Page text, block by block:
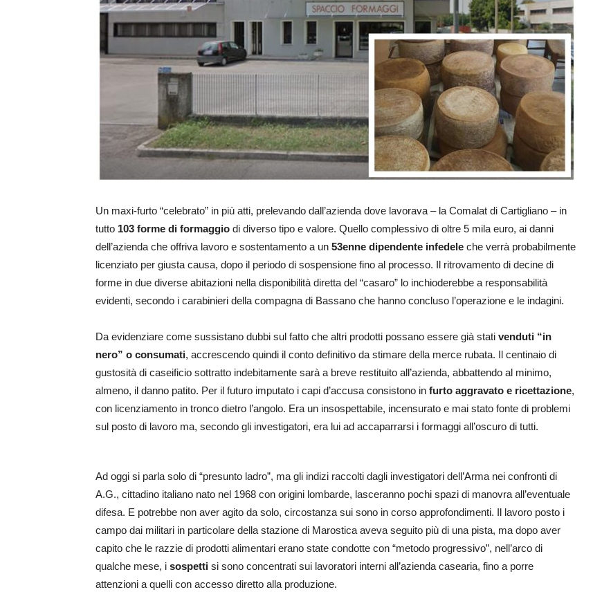
Un maxi-furto “celebrato” in più atti, prelevando dall’azienda dove lavorava – la Comalat di Cartigliano – in
tutto 103 forme di formaggio di diverso tipo e valore. Quello complessivo di oltre 5 mila euro, ai danni
dell’azienda che offriva lavoro e sostentamento a un 53enne dipendente infedele che verrà probabilmente
licenziato per giusta causa, dopo il periodo di sospensione fino al processo. Il ritrovamento di decine di
forme in due diverse abitazioni nella disponibilità diretta del “casaro” lo inchioderebbe a responsabilità
evidenti, secondo i carabinieri della compagna di Bassano che hanno concluso l’operazione e le indagini.
Da evidenziare come sussistano dubbi sul fatto che altri prodotti possano essere già stati venduti “in
nero” o consumati, accrescendo quindi il conto definitivo da stimare della merce rubata. Il centinaio di
gustosità di caseificio sottratto indebitamente sarà a breve restituito all’azienda, abbattendo al minimo,
almeno, il danno patito. Per il futuro imputato i capi d’accusa consistono in furto aggravato e ricettazione,
con licenziamento in tronco dietro l’angolo. Era un insospettabile, incensurato e mai stato fonte di problemi
sul posto di lavoro ma, secondo gli investigatori, era lui ad accaparrarsi i formaggi all’oscuro di tutti.
Ad oggi si parla solo di “presunto ladro”, ma gli indizi raccolti dagli investigatori dell’Arma nei confronti di
A.G., cittadino italiano nato nel 1968 con origini lombarde, lasceranno pochi spazi di manovra all’eventuale
difesa. E potrebbe non aver agito da solo, circostanza sui sono in corso approfondimenti. Il lavoro posto i
campo dai militari in particolare della stazione di Marostica aveva seguito più di una pista, ma dopo aver
capito che le razzie di prodotti alimentari erano state condotte con “metodo progressivo”, nell’arco di
qualche mese, i sospetti si sono concentrati sui lavoratori interni all’azienda casearia, fino a porre
attenzioni a quelli con accesso diretto alla produzione.